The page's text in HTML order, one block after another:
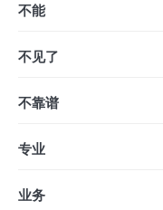
不能
不见了
不靠谱
专业
业务